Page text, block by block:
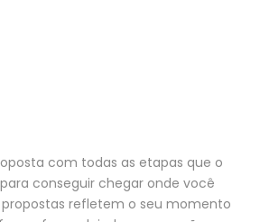
com todas as etapas que o
conseguir chegar onde você
propostas refletem o seu momento